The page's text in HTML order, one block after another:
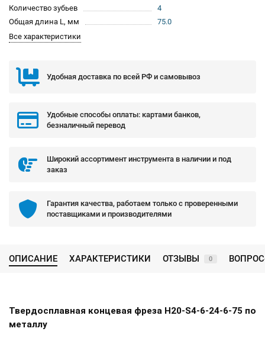
Количество зубьев
4
Общая длина L, мм
75.0
Все характеристики
Удобная доставка по всей РФ и самовывоз
Удобные способы оплаты: картами банков,
безналичный перевод
Широкий ассортимент инструмента в наличии и под
заказ
Гарантия качества, работаем только с проверенными
поставщиками и производителями
ОПИСАНИЕ ХАРАКТЕРИСТИКИ ОТЗЫВЫ 0
Твердосплавная концевая фреза H20-S4-6-24-6-75 по
металлу